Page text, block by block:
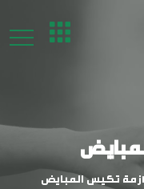
تكيس المبايض